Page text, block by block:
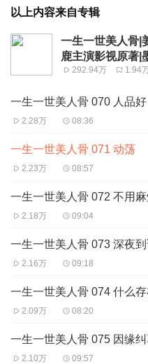
以上内容来自专辑
一生一世美人骨|
鹿主演影视原著|
292.94万 1.94
一生一世美人骨 070 人品好
2.28万 08:36
一生一世美人骨 071 动荡
2.23万 08:57
一生一世美人骨 072 不用
2.18万 09:04
一生一世美人骨 073 深夜
2.16万 09:18
一生一世美人骨 074 什么存
2.09万 08:20
一生一世美人骨 075 因缘
2.10万 09:57